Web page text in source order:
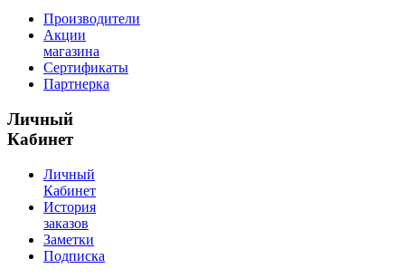
Производители
Акции
магазина
Сертификаты
Партнерка
Личный
Кабинет
Личный
Кабинет
История
заказов
Заметки
Подписка